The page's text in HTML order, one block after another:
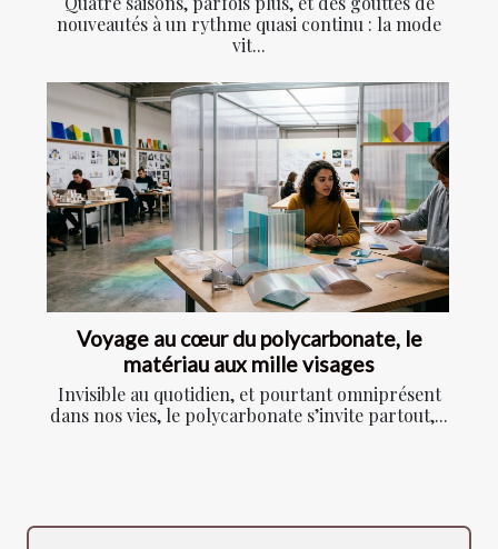
nouveautés à un rythme quasi continu : la mode
vit...
Voyage au cœur du polycarbonate, le
matériau aux mille visages
Invisible au quotidien, et pourtant omniprésent
dans nos vies, le polycarbonate s’invite partout,...